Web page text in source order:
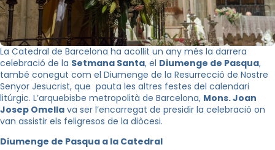
La Catedral de Barcelona ha acollit un any més la darrera
celebració de la Setmana Santa, el Diumenge de Pasqua,
també conegut com el Diumenge de la Resurrecció de Nostre
Senyor Jesucrist, que pauta les altres festes del calendari
litúrgic. L’arquebisbe metropolità de Barcelona, Mons. Joan
Josep Omella va ser l’encarregat de presidir la celebració on
van assistir els feligresos de la diòcesi.
Diumenge de Pasqua a la Catedral